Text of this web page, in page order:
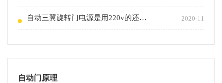
自动三翼旋转门电源是用220v的还是380v的？ 2020-11
自动门原理